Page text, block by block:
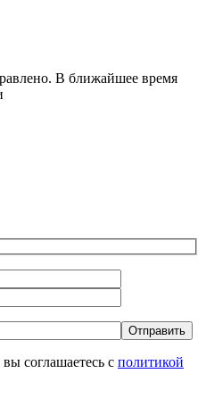
В ближайшее время
соглашаетесь с политикой